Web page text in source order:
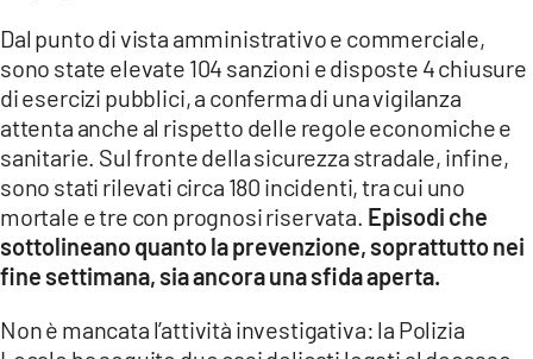
Dal punto di vista amministrativo e commerciale,
sono state elevate 104 sanzioni e disposte 4 chiusure
di esercizi pubblici, a conferma di una vigilanza
attenta anche al rispetto delle regole economiche e
sanitarie. Sul fronte della sicurezza stradale, infine,
sono stati rilevati circa 180 incidenti, tra cui uno
mortale e tre con prognosi riservata. Episodi che
sottolineano quanto la prevenzione, soprattutto nei
fine settimana, sia ancora una sfida aperta.
Non è mancata l’attività investigativa: la Polizia